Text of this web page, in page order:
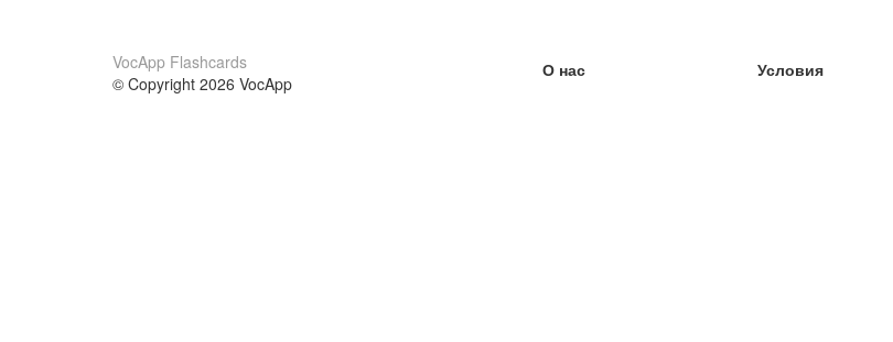
VocApp Flashcards
© Copyright 2026 VocApp
О нас
Условия